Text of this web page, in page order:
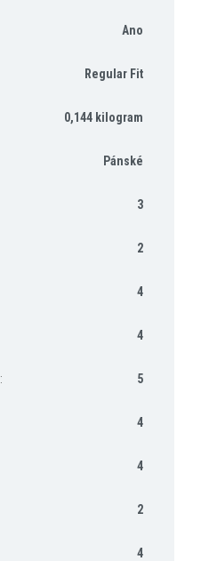
Ano
Regular Fit
0,144 kilogram
Pánské
3
2
4
4
: 5
4
4
2
4